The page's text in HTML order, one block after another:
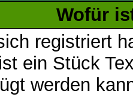
Wofür
registriert
ein Stück
werden